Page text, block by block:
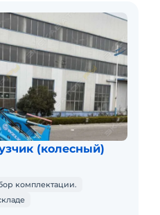
(колесный)
комплектации.